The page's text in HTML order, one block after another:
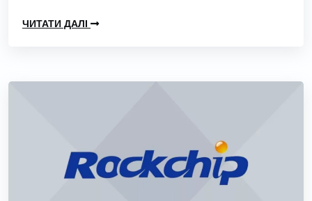
ЧИТАТИ ДАЛІ